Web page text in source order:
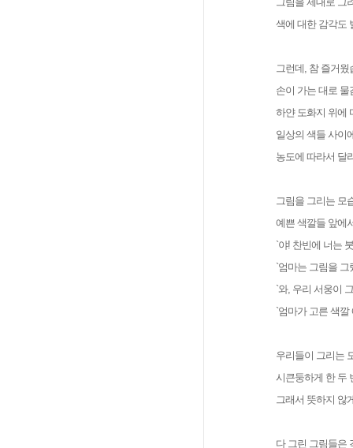
색에 대한 감각도
그런데, 참 즐거웠
손이 가는 대로 물
하얀 도화지 위에
일상의 색들 사이
농도에 따라서 달
그림을 그리는 모
예쁜 색깔들 앞에
`야! 찬빈에 너는
`엄마는 그림을
`와, 우리 서웅이
`엄마가 고른 색
우리들이 그리는
시큰둥하게 한 두
그래서 뜻하지 않
다 그린 그림들은